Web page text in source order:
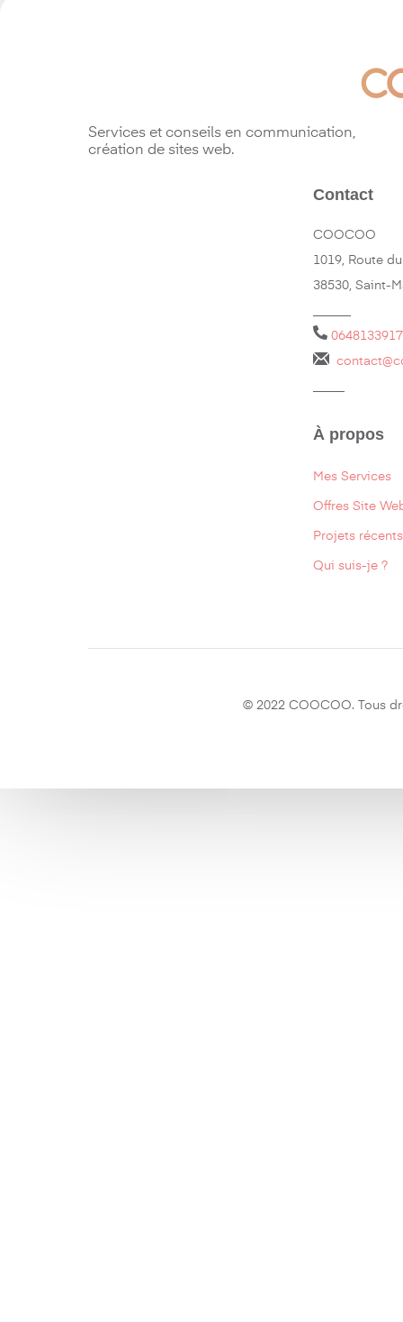
Services et conseils en communication,
création de sites web.
Contact
COOCOO
1019, Route
38530, Saint-
0648133917
À propos
Mes Services
Offres Site
Projets récents
Qui suis-je ?
© 2022 COOCOO. Tous